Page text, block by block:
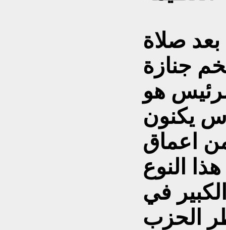
صلاة
جنازة
هو
ان الناس يكنون
اعماق
النوع
في
الحزب